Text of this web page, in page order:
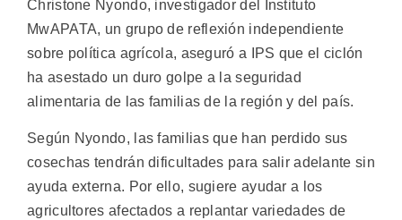
Christone Nyondo, investigador del Instituto
MwAPATA, un grupo de reflexión independiente
sobre política agrícola, aseguró a IPS que el ciclón
ha asestado un duro golpe a la seguridad
alimentaria de las familias de la región y del país.
Según Nyondo, las familias que han perdido sus
cosechas tendrán dificultades para salir adelante sin
ayuda externa. Por ello, sugiere ayudar a los
agricultores afectados a replantar variedades de